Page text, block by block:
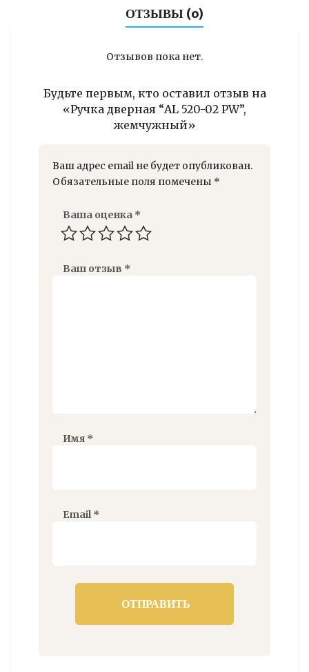
ОТЗЫВЫ (0)
Отзывов пока нет.
Будьте первым, кто оставил отзыв на
«Ручка дверная “AL 520-02 PW”,
жемчужный»
Ваш адрес email не будет опубликован.
Обязательные поля помечены *
Ваша оценка *
Ваш отзыв *
Имя *
Email *